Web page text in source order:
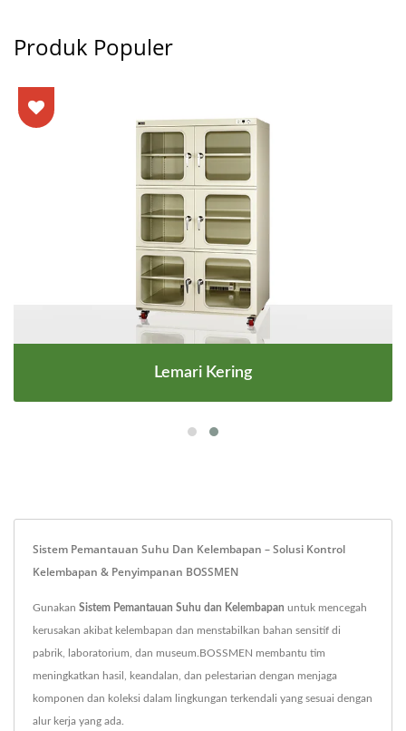
Produk Populer
Lemari Kering
Sistem Pemantauan Suhu Dan Kelembapan – Solusi Kontrol
Kelembapan & Penyimpanan BOSSMEN
Gunakan Sistem Pemantauan Suhu dan Kelembapan untuk mencegah
kerusakan akibat kelembapan dan menstabilkan bahan sensitif di
pabrik, laboratorium, dan museum.BOSSMEN membantu tim
meningkatkan hasil, keandalan, dan pelestarian dengan menjaga
komponen dan koleksi dalam lingkungan terkendali yang sesuai dengan
alur kerja yang ada.